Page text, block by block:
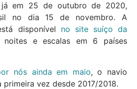
já em 25 de outubro de 2020,
no dia 15 de novembro. A
disponível no site suíço da
e escalas em 6 países
nós ainda em maio, o navio
vez desde 2017/2018.